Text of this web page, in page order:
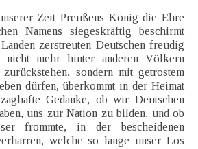
Zeit Preußens König die Ehre
Namens siegeskräftig beschirmt
zerstreuten Deutschen freudig
nicht mehr hinter anderen Völkern
sondern mit getrostem
dürfen, überkommt in der Heimat
Gedanke, ob wir Deutschen
uns zur Nation zu bilden, und ob
frommte, in der bescheidenen
welche so lange unser Los